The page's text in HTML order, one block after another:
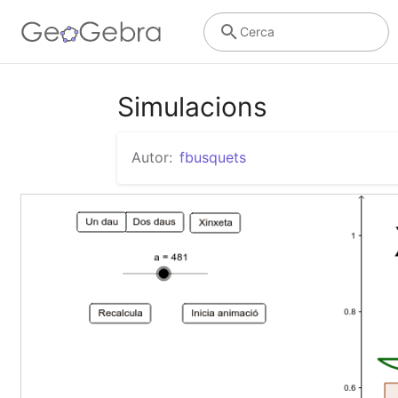
Cerca
Simulacions
Autor: fbusquets